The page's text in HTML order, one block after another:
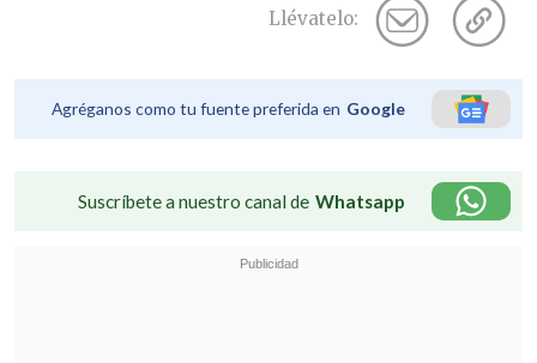
Llévatelo:
Agréganos como tu fuente preferida en Google
Suscríbete a nuestro canal de Whatsapp